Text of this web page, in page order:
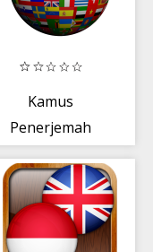
Kamus
Penerjemah